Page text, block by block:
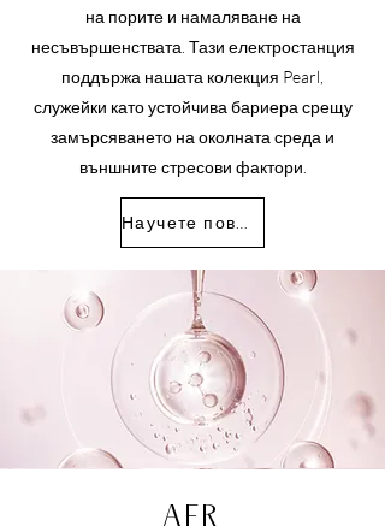
на порите и намаляване на
несъвършенствата. Тази електростанция
поддържа нашата колекция Pearl,
служейки като устойчива бариера срещу
замърсяването на околната среда и
външните стресови фактори.
AFR